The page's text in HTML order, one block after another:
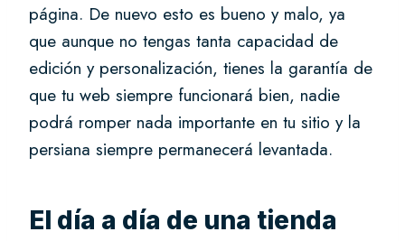
página. De nuevo esto es bueno y malo, ya
que aunque no tengas tanta capacidad de
edición y personalización, tienes la garantía de
que tu web siempre funcionará bien, nadie
podrá romper nada importante en tu sitio y la
persiana siempre permanecerá levantada.
El día a día de una tienda